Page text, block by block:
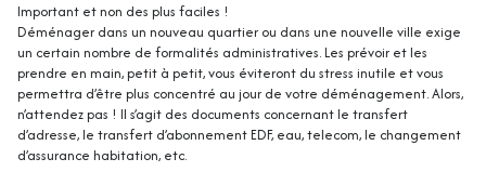
Important et non des plus faciles !
Déménager dans un nouveau quartier ou dans une nouvelle ville exige
un certain nombre de formalités administratives. Les prévoir et les
prendre en main, petit à petit, vous éviteront du stress inutile et vous
permettra d’être plus concentré au jour de votre déménagement. Alors,
n’attendez pas ! Il s’agit des documents concernant le transfert
d’adresse, le transfert d’abonnement EDF, eau, telecom, le changement
d’assurance habitation, etc.